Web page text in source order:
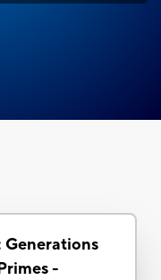
Generations
-